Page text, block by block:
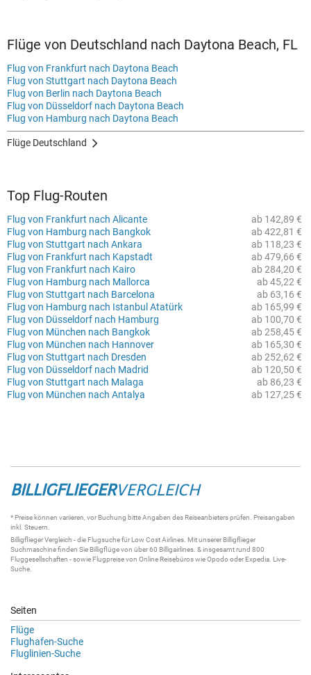
Flüge von Deutschland nach Daytona Beach, FL
Flug von Frankfurt nach Daytona Beach
Flug von Stuttgart nach Daytona Beach
Flug von Berlin nach Daytona Beach
Flug von Düsseldorf nach Daytona Beach
Flug von Hamburg nach Daytona Beach
Flüge Deutschland
Top Flug-Routen
ab 142,89 €
Flug von Frankfurt nach Alicante
ab 422,81 €
Flug von Hamburg nach Bangkok
ab 118,23 €
Flug von Stuttgart nach Ankara
ab 479,66 €
Flug von Frankfurt nach Kapstadt
ab 284,20 €
Flug von Frankfurt nach Kairo
ab 45,22 €
Flug von Hamburg nach Mallorca
ab 63,16 €
Flug von Stuttgart nach Barcelona
ab 165,99 €
Flug von Hamburg nach Istanbul Atatürk
ab 100,70 €
Flug von Düsseldorf nach Hamburg
ab 258,45 €
Flug von München nach Bangkok
ab 165,30 €
Flug von München nach Hannover
ab 252,62 €
Flug von Stuttgart nach Dresden
ab 120,50 €
Flug von Düsseldorf nach Madrid
ab 86,23 €
Flug von Stuttgart nach Malaga
ab 127,25 €
Flug von München nach Antalya
BILLIGFLIEGERVERGLEICH
* Preise können variieren, vor Buchung bitte Angaben des Reiseanbieters prüfen. Preisangaben
inkl. Steuern.
BilligfliegerVergleich - die Flugsuchefür Low Cost Airlines. Mit unsererBilligflieger
Suchmaschinefinden Sie Billigflügevon über 60 Billigairlines . & insgesamt rund 800
Fluggesellschaften - sowie Flugpreise von Online Reisebüros wie Opodo oder Expedia. Live-
Suche
Seiten
Flüge
Flughafen-Suche
Fluglinien-Suche